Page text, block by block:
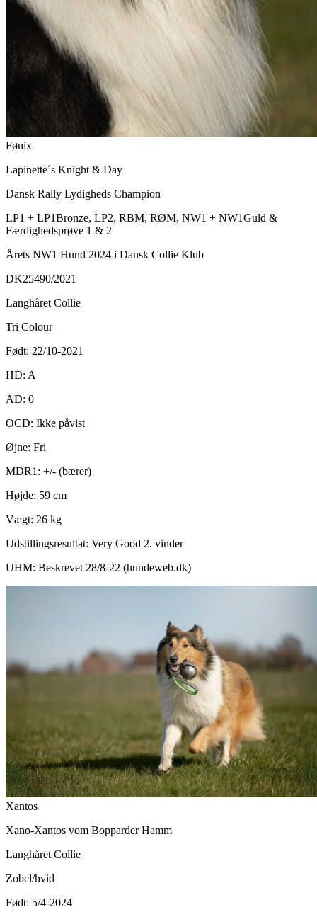
Fønix
Lapinette´s Knight & Day
Dansk Rally Lydigheds Champion
LP1 + LP1Bronze, LP2, RBM, RØM, NW1 + NW1Guld &
Færdighedsprøve 1 & 2
Årets NW1 Hund 2024 i Dansk Collie Klub
DK25490/2021
Langhåret Collie
Tri Colour
Født: 22/10-2021
HD: A
AD: 0
OCD: Ikke påvist
Øjne: Fri
MDR1: +/- (bærer)
Højde: 59 cm
Vægt: 26 kg
Udstillingsresultat: Very Good 2. vinder
UHM: Beskrevet 28/8-22 (hundeweb.dk)
Xantos
Xano-Xantos vom Bopparder Hamm
Langhåret Collie
Zobel/hvid
Født: 5/4-2024